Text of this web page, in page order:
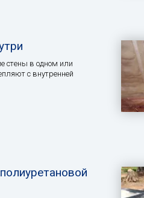
стены в одном или
с внутренней